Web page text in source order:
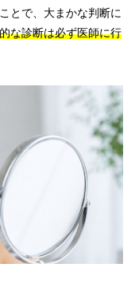
とで、大まかな判断に
な診断は必ず医師に行